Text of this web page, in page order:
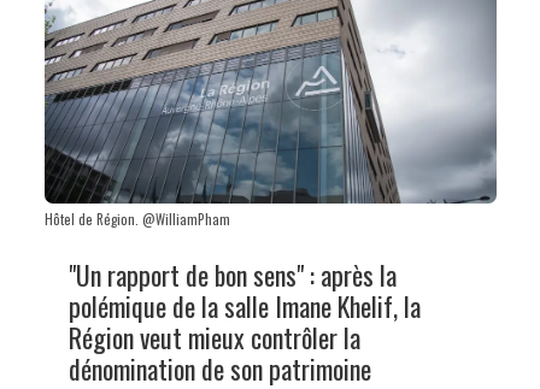
Hôtel de Région. @WilliamPham
"Un rapport de bon sens" : après la
polémique de la salle Imane Khelif, la
Région veut mieux contrôler la
dénomination de son patrimoine